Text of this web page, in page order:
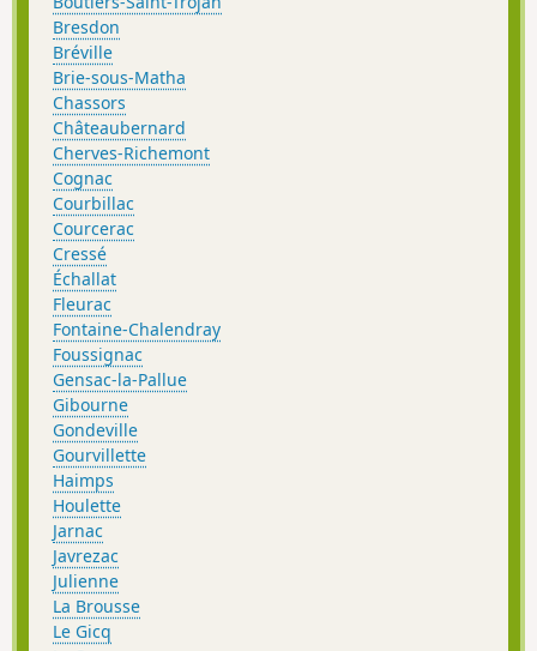
Bresdon
Bréville
Brie-sous-Matha
Chassors
Châteaubernard
Cherves-Richemont
Cognac
Courbillac
Courcerac
Cressé
Échallat
Fleurac
Fontaine-Chalendray
Foussignac
Gensac-la-Pallue
Gibourne
Gondeville
Gourvillette
Haimps
Houlette
Jarnac
Javrezac
Julienne
La Brousse
Le Gicq